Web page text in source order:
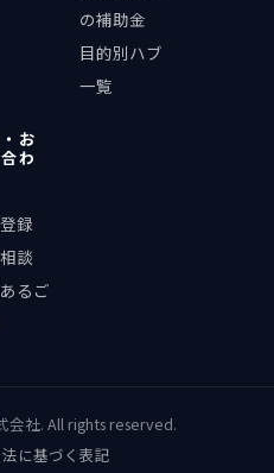
の補助金
目的別ハブ
一覧
お
わ
録
談
るご
会社. All rights reserved.
に基づく表記